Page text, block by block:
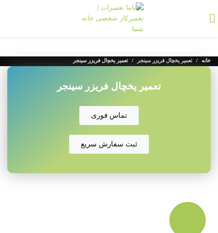
خانه تعمیر یخچال فریزر سینجر تعمیر یخچال فریزر سینجر
تعمیر یخچال فریزر سینجر
تماس فوری
ثبت سفارش سریع